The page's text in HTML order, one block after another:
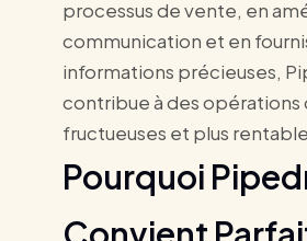
processus de vente, en
communication et en
informations précieuses,
contribue à des opérations
fructueuses et plus
Pourquoi